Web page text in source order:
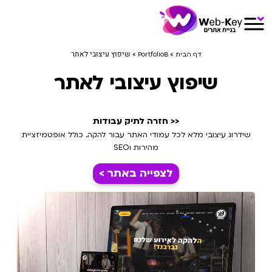
דף הבית »
PortfolioB
» שיפוץ עיצובי לאתר
שיפוץ עיצובי לאתר
<< חזרה לתיק עבודות
שידרוג עיצובי מלא לכל עמודי האתר עבור להקה. כולל אופטמיזציית
מהירות וSEO
לצפייה באתר >